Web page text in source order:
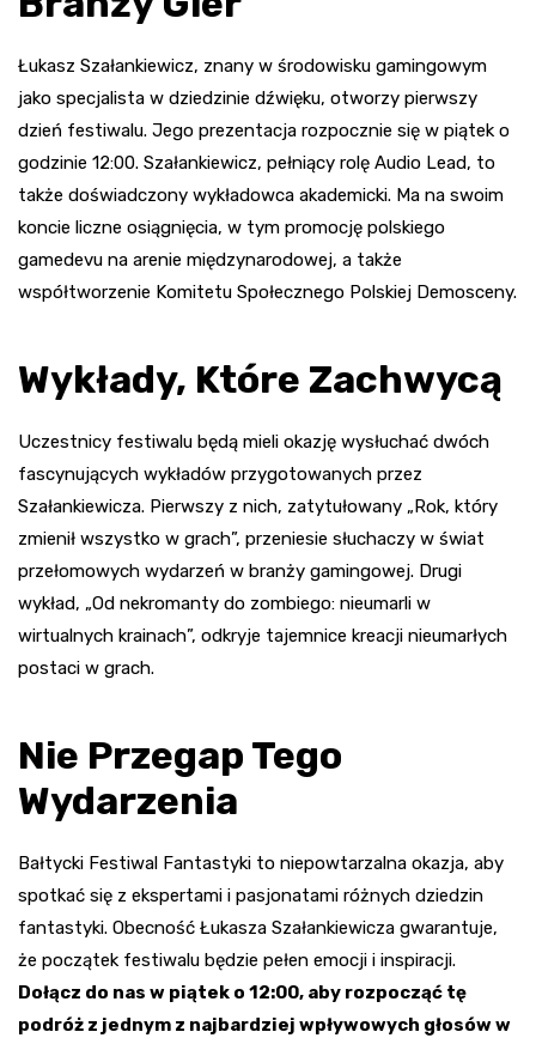
Łukasz Szałankiewicz, znany w środowisku gamingowym
jako specjalista w dziedzinie dźwięku, otworzy pierwszy
dzień festiwalu. Jego prezentacja rozpocznie się w piątek o
godzinie 12:00. Szałankiewicz, pełniący rolę Audio Lead, to
także doświadczony wykładowca akademicki. Ma na swoim
koncie liczne osiągnięcia, w tym promocję polskiego
gamedevu na arenie międzynarodowej, a także
współtworzenie Komitetu Społecznego Polskiej Demosceny.
Wykłady, Które Zachwycą
Uczestnicy festiwalu będą mieli okazję wysłuchać dwóch
fascynujących wykładów przygotowanych przez
Szałankiewicza. Pierwszy z nich, zatytułowany „Rok, który
zmienił wszystko w grach”, przeniesie słuchaczy w świat
przełomowych wydarzeń w branży gamingowej. Drugi
wykład, „Od nekromanty do zombiego: nieumarli w
wirtualnych krainach”, odkryje tajemnice kreacji nieumarłych
postaci w grach.
Nie Przegap Tego
Wydarzenia
Bałtycki Festiwal Fantastyki to niepowtarzalna okazja, aby
spotkać się z ekspertami i pasjonatami różnych dziedzin
fantastyki. Obecność Łukasza Szałankiewicza gwarantuje,
że początek festiwalu będzie pełen emocji i inspiracji.
Dołącz do nas w piątek o 12:00, aby rozpocząć tę
podróż z jednym z najbardziej wpływowych głosów w